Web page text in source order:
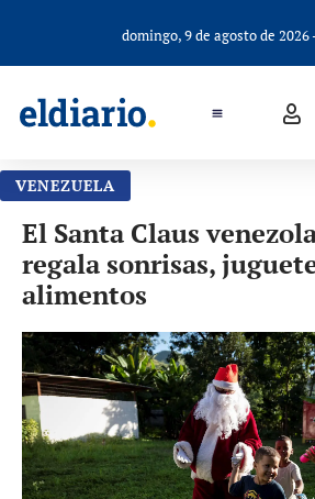
domingo, 9 de agosto de 2026
VENEZUELA
El Santa Claus
regala sonrisas,
alimentos